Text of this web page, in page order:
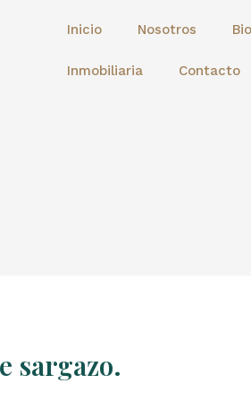
Inicio Nosotros
Inmobiliaria Contacto
sargazo.